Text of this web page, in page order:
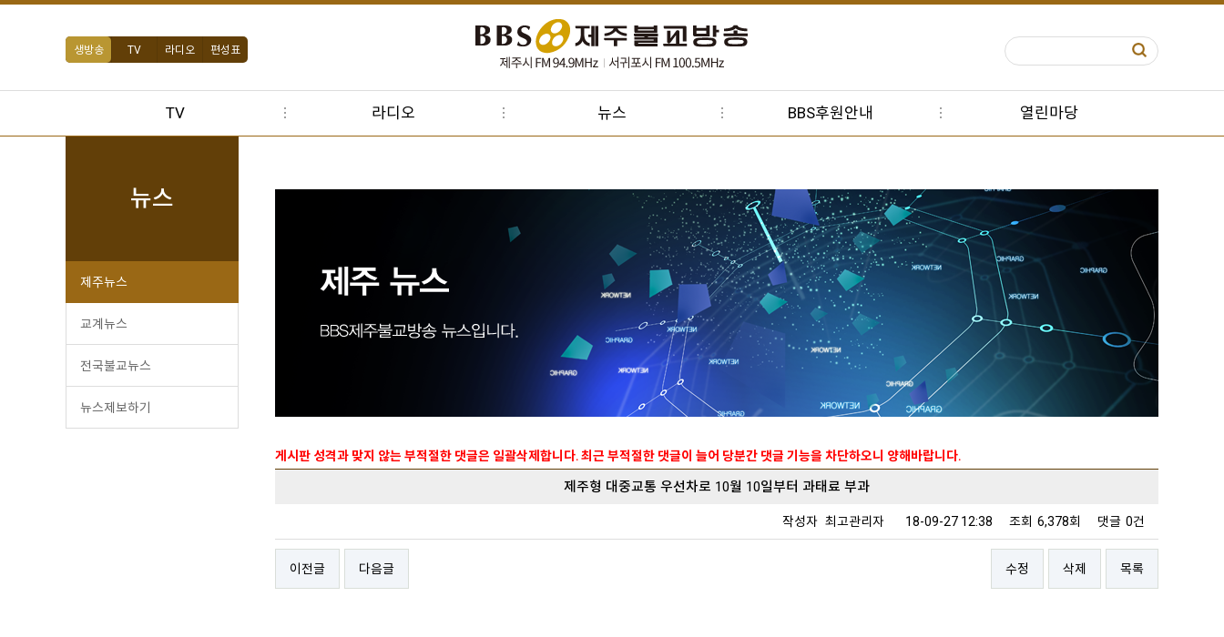
생방송 TV 라디오 편성표
TV 라디오 뉴스 BBS후원안내 열린마당
뉴스
제주뉴스
교계뉴스
전국불교뉴스
뉴스제보하기
게시판 성격과 맞지 않는 부적절한 댓글은 일괄삭제합니다. 최근 부적절한 댓글이 늘어 당분간 댓글 기능을 차단하오니 양해바랍니다.
제주형 대중교통 우선차로 10월 10일부터 과태료 부과
작성자 최고관리자 18-09-27 12:38 조회 6,378회 댓글 0건
이전글 다음글 수정 삭제 목록